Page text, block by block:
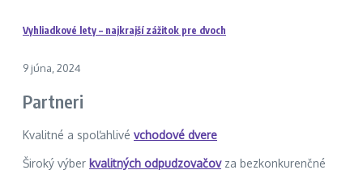
Vyhliadkové lety – najkrajší zážitok pre dvoch
9 júna, 2024
Partneri
Kvalitné a spoľahlivé vchodové dvere
Široký výber kvalitných odpudzovačovza bezkonkurenčné